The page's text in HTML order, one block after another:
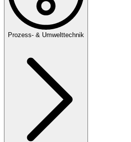
Prozess- & Umwelttechnik